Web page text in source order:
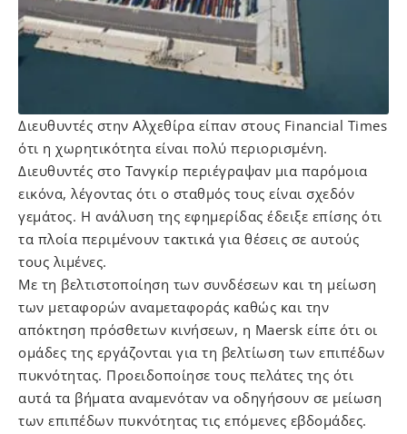
Διευθυντές στην Αλχεθίρα είπαν στους Financial Times
ότι η χωρητικότητα είναι πολύ περιορισμένη.
Διευθυντές στο Τανγκίρ περιέγραψαν μια παρόμοια
εικόνα, λέγοντας ότι ο σταθμός τους είναι σχεδόν
γεμάτος. Η ανάλυση της εφημερίδας έδειξε επίσης ότι
τα πλοία περιμένουν τακτικά για θέσεις σε αυτούς
τους λιμένες.
Με τη βελτιστοποίηση των συνδέσεων και τη μείωση
των μεταφορών αναμεταφοράς καθώς και την
απόκτηση πρόσθετων κινήσεων, η Maersk είπε ότι οι
ομάδες της εργάζονται για τη βελτίωση των επιπέδων
πυκνότητας. Προειδοποίησε τους πελάτες της ότι
αυτά τα βήματα αναμενόταν να οδηγήσουν σε μείωση
των επιπέδων πυκνότητας τις επόμενες εβδομάδες.